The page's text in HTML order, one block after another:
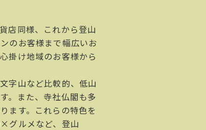
店同様、これから登山
のお客様まで幅広いお
掛け地域のお客様から
字山など比較的、低山
。また、寺社仏閣も多
ます。これらの特色を
グルメなど、登山